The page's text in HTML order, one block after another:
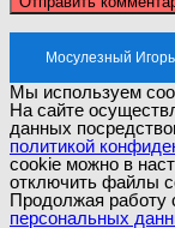
Мосулезный
Мы используем
На сайте
данных
политикой
cookie можно в
отключить файлы
Продолжая работу
персональных